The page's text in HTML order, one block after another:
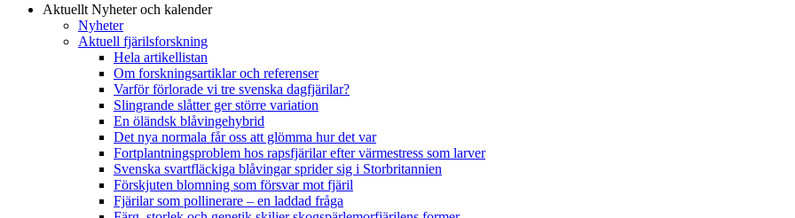
Aktuellt Nyheter och kalender
Nyheter
Aktuell fjärilsforskning
Hela artikellistan
Om forskningsartiklar och referenser
Varför förlorade vi tre svenska dagfjärilar?
Slingrande slåtter ger större variation
En öländsk blåvingehybrid
Det nya normala får oss att glömma hur det var
Fortplantningsproblem hos rapsfjärilar efter värmestress som larver
Svenska svartfläckiga blåvingar sprider sig i Storbritannien
Förskjuten blomning som försvar mot fjäril
Fjärilar som pollinerare – en laddad fråga